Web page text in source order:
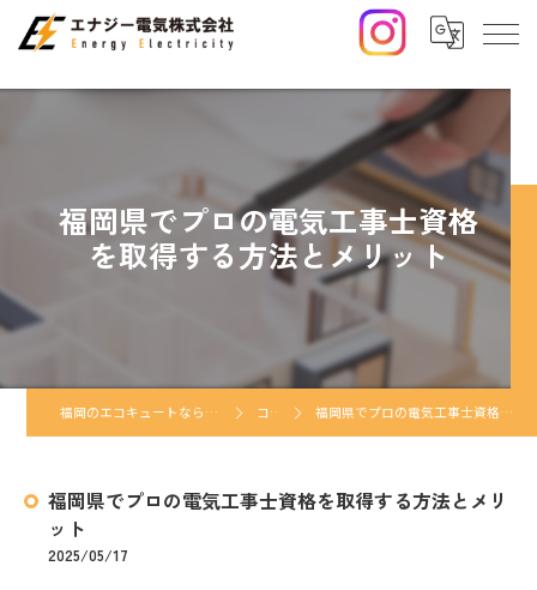
福岡県でプロの電気工事士資格
を取得する方法とメリット
福岡のエコキュートならエナジー電気株式会社 コラム 福岡県でプロの電気工事士資格を取得する方法とメリット
福岡県でプロの電気工事士資格を取得する方法とメリ
ット
2025/05/17